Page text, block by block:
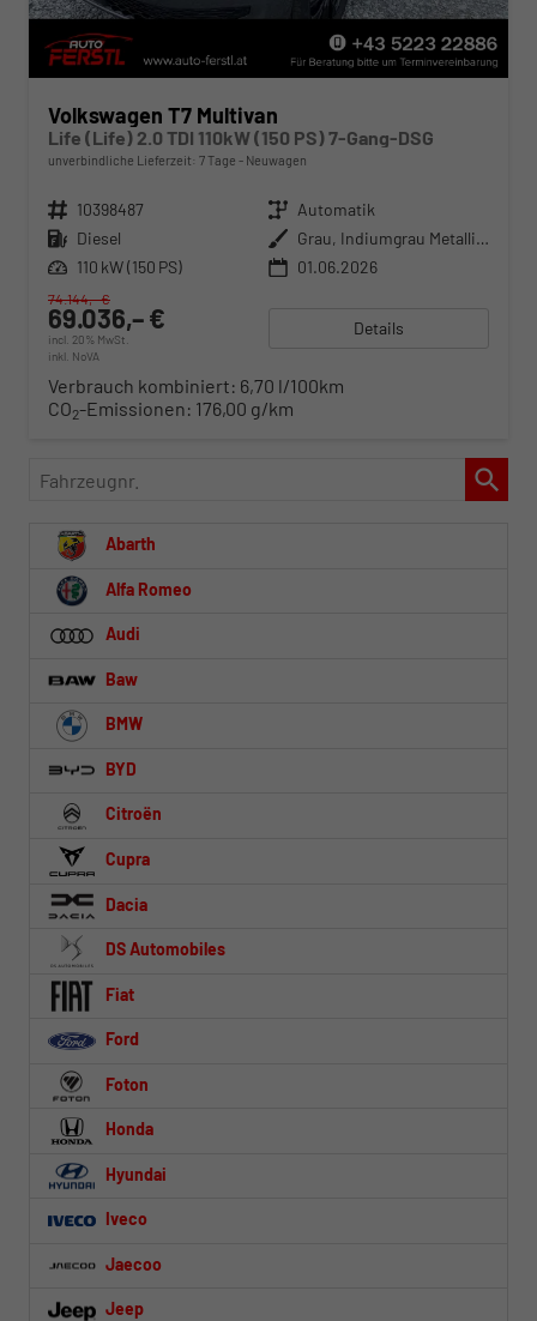
Volkswagen T7 Multivan
Life (Life) 2.0 TDI 110kW (150 PS) 7-Gang-DSG
unverbindliche Lieferzeit: 7 Tage Neuwagen
Fahrzeugnr. 10398487 Getriebe Automatik
Kraftstoff Diesel Außenfarbe
Grau, Indiumgrau Metallic (X3)
Leistung 110 kW (150 PS) 01.06.2026
69.036,– €
incl. 20% MwSt.
inkl. NoVA
74.144,– €
Details
Verbrauch kombiniert: 6,70 l/100km
CO2-Emissionen: 176,00 g/km
Fahrzeugnr.
Abarth
Alfa Romeo
Audi
Baw
BMW
BYD
Citroën
Cupra
Dacia
DS Automobiles
Fiat
Ford
Foton
Honda
Hyundai
Iveco
Jaecoo
Jeep